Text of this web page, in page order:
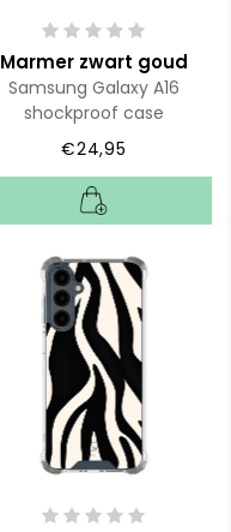
Marmer zwart goud
Samsung Galaxy A16
shockproof case
€24,95